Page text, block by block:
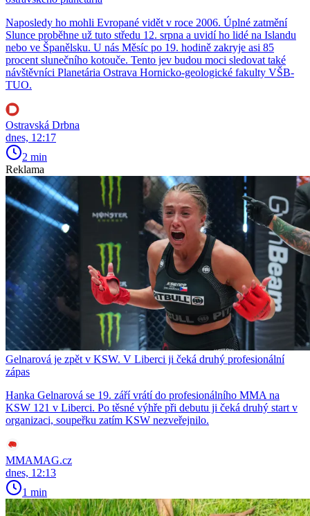
Naposledy ho mohli Evropané vidět v roce 2006. Úplné zatmění
Slunce proběhne už tuto středu 12. srpna a uvidí ho lidé na Islandu
nebo ve Španělsku. U nás Měsíc po 19. hodině zakryje asi 85
procent slunečního kotouče. Tento jev budou moci sledovat také
návštěvníci Planetária Ostrava Hornicko-geologické fakulty VŠB-
TUO.
Ostravská Drbna
dnes, 12:17
2 min
Reklama
Gelnarová je zpět v KSW. V Liberci ji čeká druhý profesionální
zápas
Hanka Gelnarová se 19. září vrátí do profesionálního MMA na
KSW 121 v Liberci. Po těsné výhře při debutu ji čeká druhý start v
organizaci, soupeřku zatím KSW nezveřejnilo.
MMAMAG.cz
dnes, 12:13
1 min